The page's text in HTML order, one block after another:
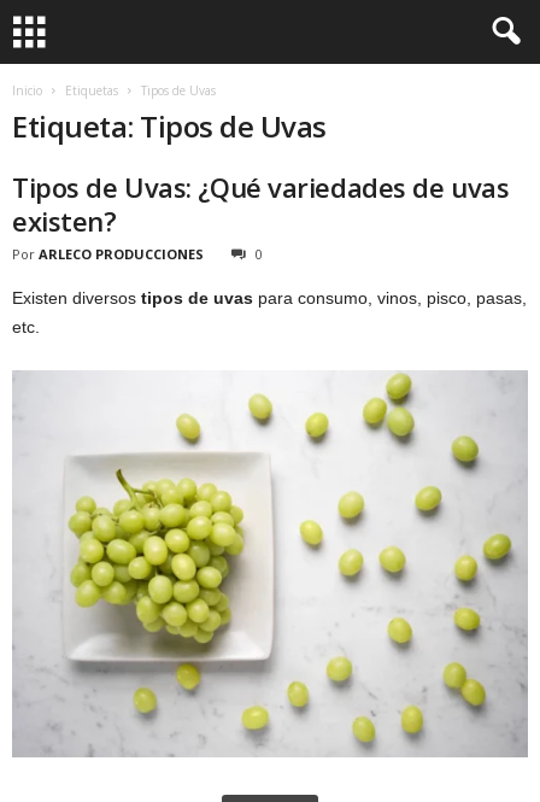
Inicio Etiquetas Tipos de Uvas
Etiqueta: Tipos de Uvas
Tipos de Uvas: ¿Qué variedades de uvas
existen?
Por ARLECO PRODUCCIONES 0
Existen diversos tipos de uvas para consumo, vinos, pisco, pasas,
etc.